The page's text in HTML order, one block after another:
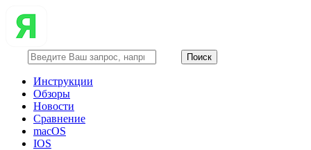
Инструкции
Обзоры
Новости
Сравнение
macOS
IOS